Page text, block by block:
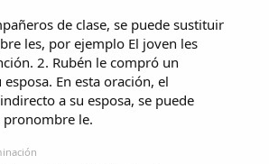
de clase, se puede sustituir
les, por ejemplo El joven les
2. Rubén le compró un
En esta oración, el
a su esposa, se puede
le.